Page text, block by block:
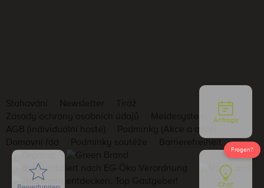
Anfrage
Chat
Stahování Newsletter
Tiráž
Zásady ochrany osobních údajů
Meldesystem
AGB (individuální hosté)
Podmínky (Akce a akce)
Domovní řád
Podmínky soutěže Barrierefreiheit